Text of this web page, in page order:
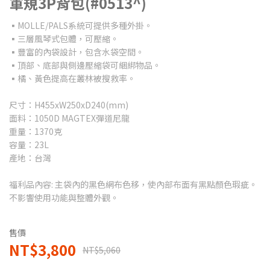
▪MOLLE/PALS系統可提供多種外掛。
▪三層風琴式包體，可壓縮。
▪豐富的內袋設計，包含水袋空間。
▪頂部、底部與側邊壓縮袋可綑綁物品。
▪橘、黃色提高在叢林被搜救率。
尺寸：H455xW250xD240(mm)
面料：1050D MAGTEX彈道尼龍
重量：1370克
容量：23L
產地：台灣
福利品內容: 主袋內的黑色網布色移，使內部布面有黑點顏色瑕疵。
不影響使用功能與整體外觀。
售價
NT$3,800 NT$5,060